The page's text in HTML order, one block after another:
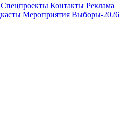
Спецпроекты Контакты Реклама
Мероприятия Выборы-2026